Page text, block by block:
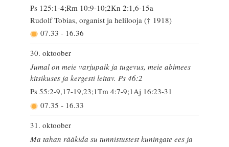
Ps 125:1-4;Rm 10:9-10;2Kn 2:1,6-15a
Rudolf Tobias, organist ja helilooja († 1918)
07.33 - 16.36
30. oktoober
Jumal on meie varjupaik ja tugevus, meie abimees
kitsikuses ja kergesti leitav. Ps 46:2
Ps 55:2-9,17-19,23;1Tm 4:7-9;1Aj 16:23-31
07.35 - 16.33
31. oktoober
Ma tahan rääkida su tunnistustest kuningate ees ja